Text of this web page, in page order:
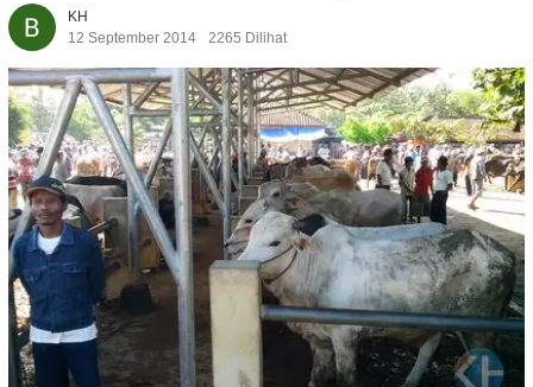
KH
12 September 2014
2265 Dilihat